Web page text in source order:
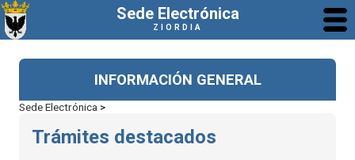
Sede Electrónica
ZIORDIA
INFORMACIÓN GENERAL
Sede Electrónica >
Trámites destacados